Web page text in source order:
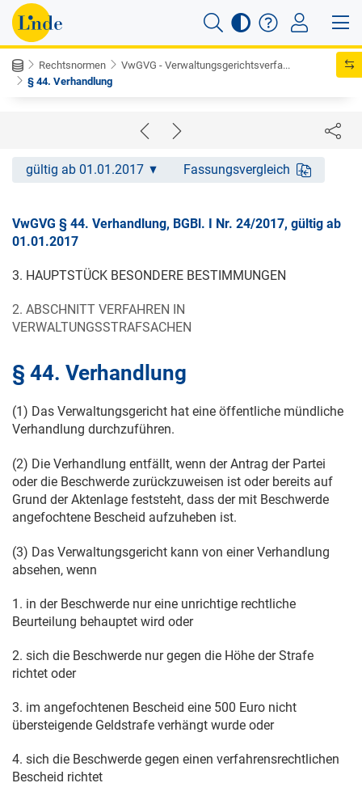
Rechtsnormen
VwGVG - Verwaltungsgerichtsverfa...
§ 44. Verhandlung
gültig ab 01.01.2017 Fassungsvergleich
VwGVG § 44. Verhandlung, BGBl. I Nr. 24/2017, gültig ab
01.01.2017
3. HAUPTSTÜCK BESONDERE BESTIMMUNGEN
2. ABSCHNITT VERFAHREN IN
VERWALTUNGSSTRAFSACHEN
§ 44. Verhandlung
(1) Das Verwaltungsgericht hat eine öffentliche mündliche
Verhandlung durchzuführen.
(2) Die Verhandlung entfällt, wenn der Antrag der Partei
oder die Beschwerde zurückzuweisen ist oder bereits auf
Grund der Aktenlage feststeht, dass der mit Beschwerde
angefochtene Bescheid aufzuheben ist.
(3) Das Verwaltungsgericht kann von einer Verhandlung
absehen, wenn
1. in der Beschwerde nur eine unrichtige rechtliche
Beurteilung behauptet wird oder
2. sich die Beschwerde nur gegen die Höhe der Strafe
richtet oder
3. im angefochtenen Bescheid eine 500 Euro nicht
übersteigende Geldstrafe verhängt wurde oder
4. sich die Beschwerde gegen einen verfahrensrechtlichen
Bescheid richtet